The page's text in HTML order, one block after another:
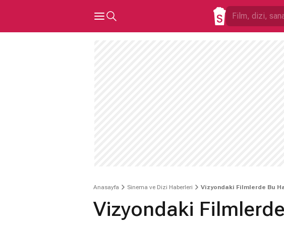
Anasayfa Sinema ve Dizi Haberleri Vizyondaki Filmlerde Bu
Vizyondaki